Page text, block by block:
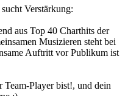
Verstärkung:
aus Top 40 Charthits der
Musizieren steht bei
Auftritt vor Publikum ist
Team-Player bist!, und dein